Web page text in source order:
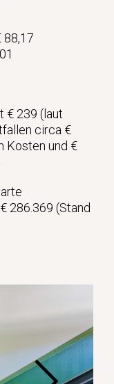
88,17
€ 239 (laut
circa €
Kosten und €
286.369 (Stand